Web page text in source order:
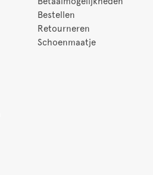
Bestellen
Retourneren
Schoenmaatje